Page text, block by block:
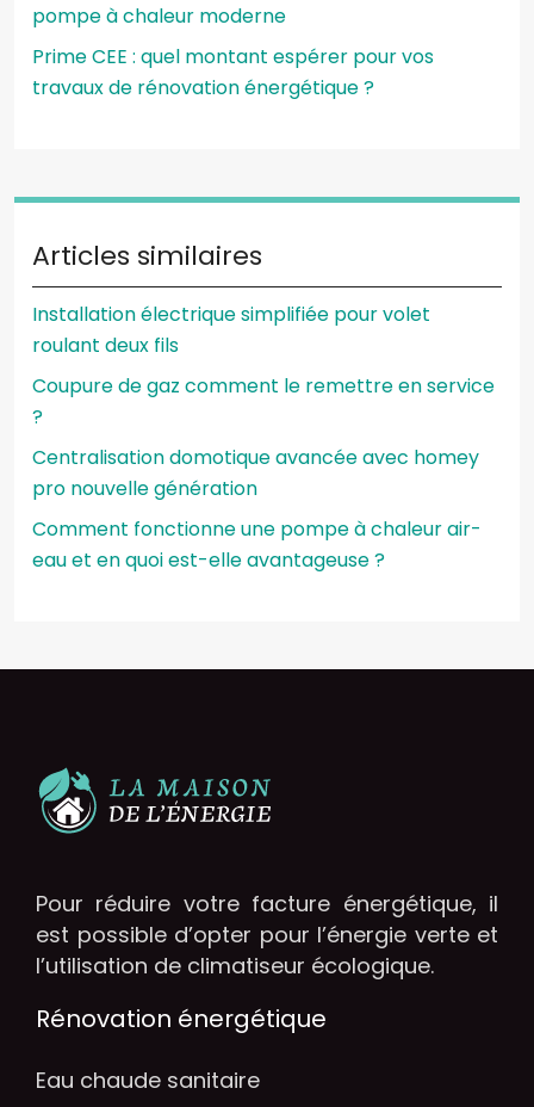
pompe à chaleur moderne
Prime CEE : quel montant espérer pour vos
travaux de rénovation énergétique ?
Articles similaires
Installation électrique simplifiée pour volet
roulant deux fils
Coupure de gaz comment le remettre en service
?
Centralisation domotique avancée avec homey
pro nouvelle génération
Comment fonctionne une pompe à chaleur air-
eau et en quoi est-elle avantageuse ?
Pour réduire votre facture énergétique, il
est possible d’opter pour l’énergie verte et
l’utilisation de climatiseur écologique.
Rénovation énergétique
Eau chaude sanitaire